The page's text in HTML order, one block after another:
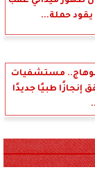
حملة...
مستشفيات
إنجازًا طبيًا جديدًا